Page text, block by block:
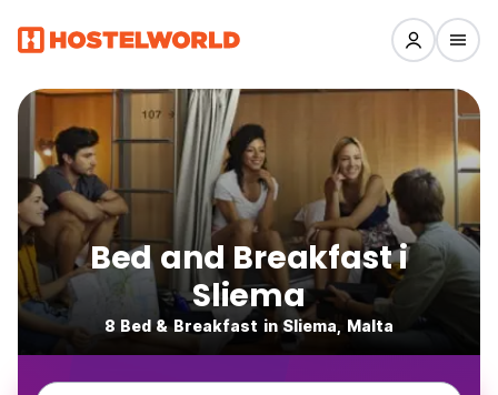
Bed and Breakfast i
Sliema
8 Bed & Breakfast in Sliema, Malta